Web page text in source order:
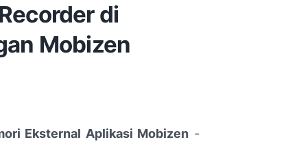
di
Mobizen
Eksternal Aplikasi Mobizen -